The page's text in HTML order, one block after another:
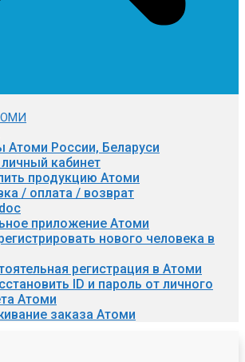
Атоми России, Беларуси
личный кабинет
продукцию Атоми
/ оплата / возврат
приложение Атоми
нового человека в
регистрация в Атоми
ID и пароль от личного
Атоми
заказа Атоми